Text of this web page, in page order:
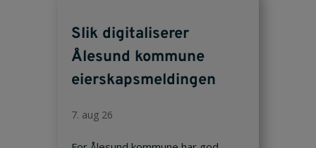
Slik digitaliserer
Ålesund kommune
eierskapsmeldingen
7. aug 26